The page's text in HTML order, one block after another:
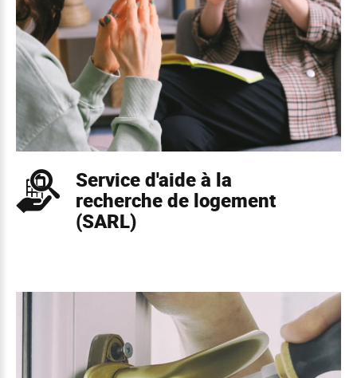
Service d'aide à la
recherche de logement
(SARL)